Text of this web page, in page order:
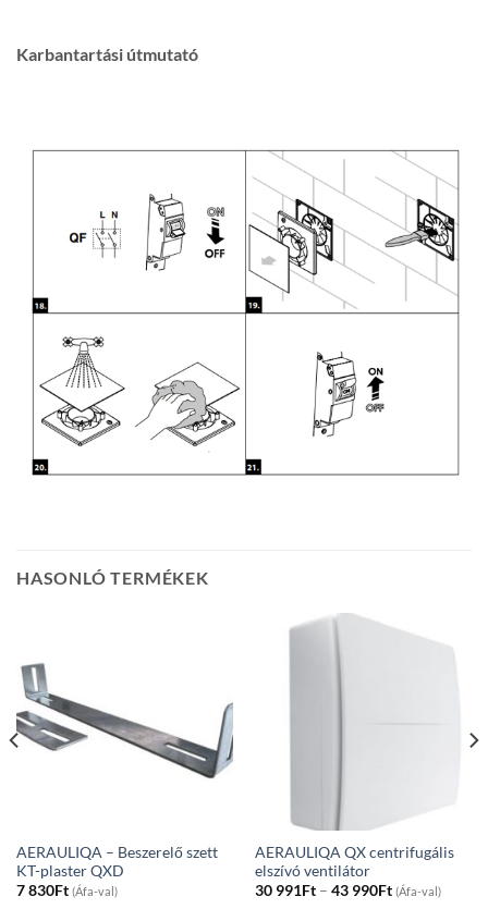
Karbantartási útmutató
HASONLÓ TERMÉKEK
AERAULIQA – Beszerelő szett
KT-plaster QXD
7 830Ft (Áfa-val)
AERAULIQA QX centrifugális
elszívó ventilátor
30 991Ft – 43 990FtPrice
range:
(Áfa-val)